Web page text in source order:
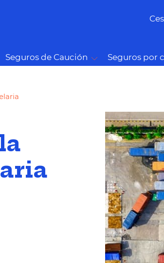
Seguros de Caución Seguros por